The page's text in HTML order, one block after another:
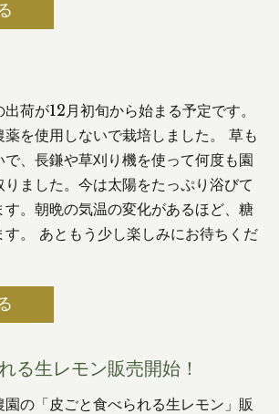
荷が12月初旬から始まる予定です。
を使用しないで栽培しました。 草も
で、長鎌や草刈り機を使って何度も園
ました。今は太陽をたっぷり浴びて
す。朝晩の気温の変化があるほど、糖
す。 あともう少し楽しみにお待ちくだ
る生レモン販売開始！
の「皮ごと食べられる生レモン」販